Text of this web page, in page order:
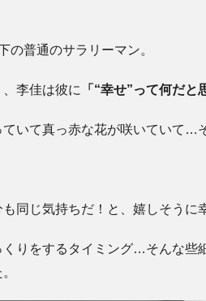
の普通のサラリーマン。
李佳は彼に 「“幸せ”って何だと
いて真っ赤な花が咲いていて…
同じ気持ちだ！と、嬉しそうに
りをするタイミング…そんな些